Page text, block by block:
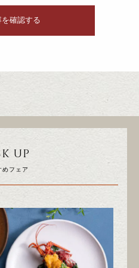
UP
めフェア